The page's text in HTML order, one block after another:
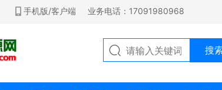
手机版/客户端 业务电话：17091980968